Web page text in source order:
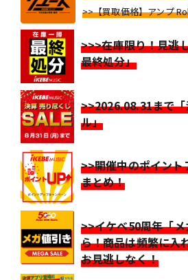
>>【買取価格】アンプ
>>>在庫限り！見逃
最終処分」
>>2026.08.31まで
ル」
>>開催中のポイント
まとめ！
>>イケベ50周年「
ら！商品は頻繁に入
お見逃しなく！